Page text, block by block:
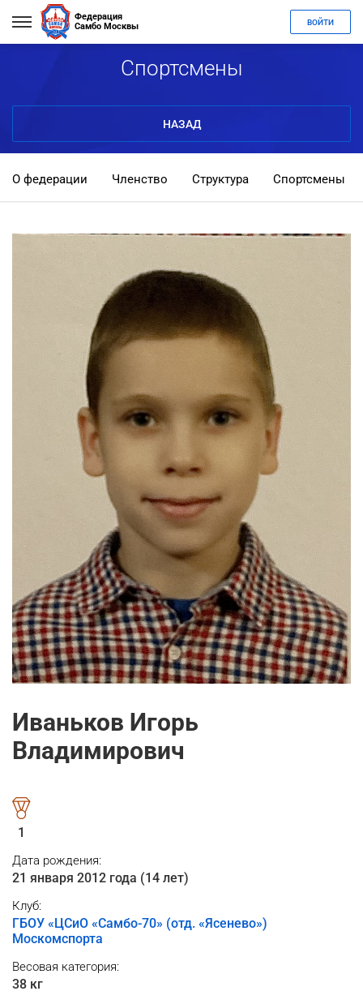
Федерация
Самбо Москвы
ВОЙТИ
Спортсмены
НАЗАД
О федерации Членство Структура Спортсмены
Иваньков Игорь
Владимирович
1
Дата рождения:
21 января 2012 года (14 лет)
Клуб:
ГБОУ «ЦСиО «Самбо-70» (отд. «Ясенево»)
Москомспорта
Весовая категория:
38 кг